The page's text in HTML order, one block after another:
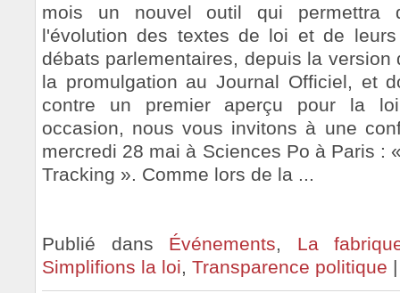
mois un nouvel outil qui permettra
l'évolution des textes de loi et de
débats parlementaires, depuis la version
la promulgation au Journal Officiel, et
contre un premier aperçu pour la
occasion, nous vous invitons à une
mercredi 28 mai à Sciences Po à Paris :
Tracking ». Comme lors de la ...
Publié dans Événements, La
Simplifions la loi, Transparence politique